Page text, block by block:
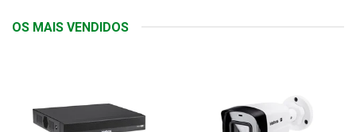
OS MAIS VENDIDOS